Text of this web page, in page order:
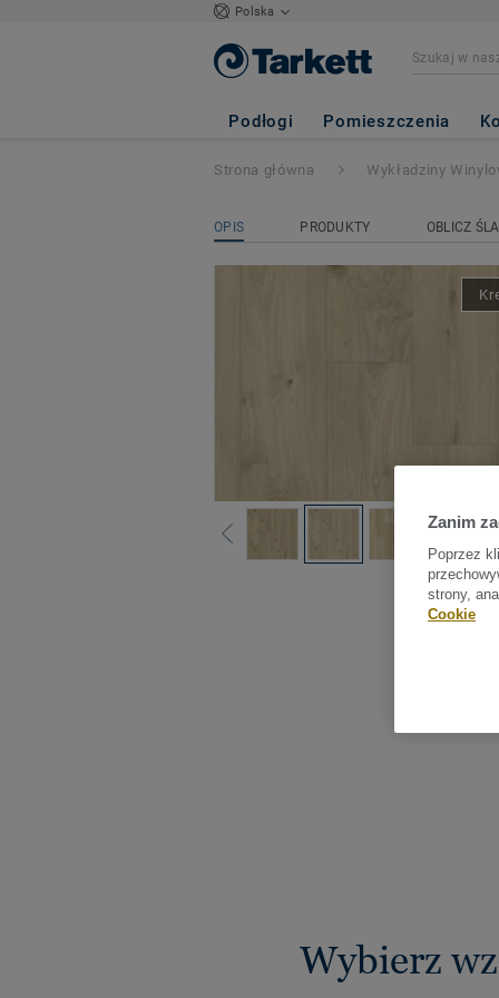
Polska
Podłogi Pomieszczenia
ICONIK 240 -
Strona główna Wykładziny
OPIS PRODUKTY OBLICZ
Wybierz
Zanim
Poprzez
strony,
Cookie